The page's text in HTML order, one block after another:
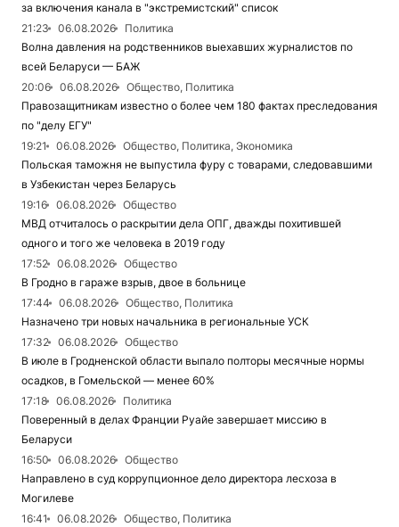
за включения канала в "экстремистский" список
21:23
06.08.2026
Политика
Волна давления на родственников выехавших журналистов по
всей Беларуси — БАЖ
20:06
06.08.2026
Общество, Политика
Правозащитникам известно о более чем 180 фактах преследования
по "делу ЕГУ"
19:21
06.08.2026
Общество, Политика, Экономика
Польская таможня не выпустила фуру с товарами, следовавшими
в Узбекистан через Беларусь
19:16
06.08.2026
Общество
МВД отчиталось о раскрытии дела ОПГ, дважды похитившей
одного и того же человека в 2019 году
17:52
06.08.2026
Общество
В Гродно в гараже взрыв, двое в больнице
17:44
06.08.2026
Общество, Политика
Назначено три новых начальника в региональные УСК
17:32
06.08.2026
Общество
В июле в Гродненской области выпало полторы месячные нормы
осадков, в Гомельской — менее 60%
17:18
06.08.2026
Политика
Поверенный в делах Франции Руайе завершает миссию в
Беларуси
16:50
06.08.2026
Общество
Направлено в суд коррупционное дело директора лесхоза в
Могилеве
16:41
06.08.2026
Общество, Политика